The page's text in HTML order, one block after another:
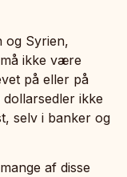
og Syrien,
ikke være
på eller på
dollarsedler ikke
selv i banker og
af disse